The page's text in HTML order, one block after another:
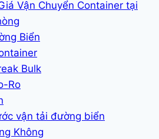
Vận Chuyển Container tại
Biển
Bulk
Ro
vận tải đường biển
Không